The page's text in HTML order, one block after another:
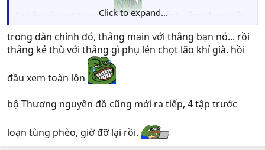
tu tiên nào vượt qua đc
hình ảnh - âm nhạc - nội
dung đều vỡ cả lòng
Click to expand...
trong dàn chính đó, thằng main với thằng bạn nó... rồi
thằng kẻ thù với thằng gì phụ lén chọt lão khỉ già. hồi
đầu xem toàn lộn
bộ Thương nguyên đồ cũng mới ra tiếp, 4 tập trước
loạn tùng phèo, giờ đỡ lại rồi.